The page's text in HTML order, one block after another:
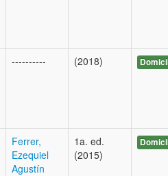
---------- (2018)
Ferrer,
Ezequiel
Agustín
1a. ed.
(2015)